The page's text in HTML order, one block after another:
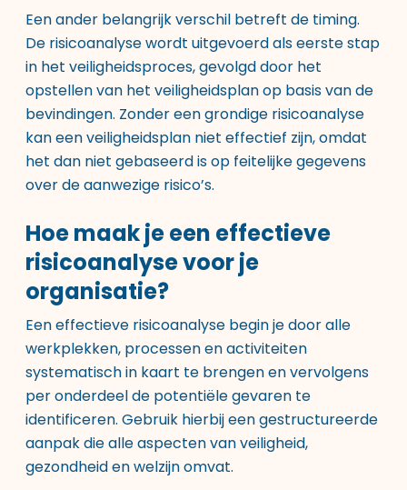
Een ander belangrijk verschil betreft de timing.
De risicoanalyse wordt uitgevoerd als eerste stap
in het veiligheidsproces, gevolgd door het
opstellen van het veiligheidsplan op basis van de
bevindingen. Zonder een grondige risicoanalyse
kan een veiligheidsplan niet effectief zijn, omdat
het dan niet gebaseerd is op feitelijke gegevens
over de aanwezige risico’s.
Hoe maak je een effectieve
risicoanalyse voor je
organisatie?
Een effectieve risicoanalyse begin je door alle
werkplekken, processen en activiteiten
systematisch in kaart te brengen en vervolgens
per onderdeel de potentiële gevaren te
identificeren. Gebruik hierbij een gestructureerde
aanpak die alle aspecten van veiligheid,
gezondheid en welzijn omvat.